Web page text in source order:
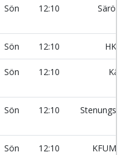
Sön 12:10
Sön 12:10 HK
Sön 12:10
Sön 12:10
Sön 12:10 KFUM